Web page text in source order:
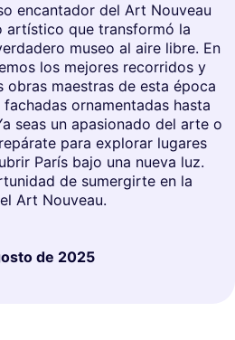
encantador del Art Nouveau
artístico que transformó la
museo al aire libre. En
los mejores recorridos y
obras maestras de esta época
ornamentadas hasta
seas un apasionado del arte o
para explorar lugares
París bajo una nueva luz.
de sumergirte en la
Art Nouveau.
de 2025